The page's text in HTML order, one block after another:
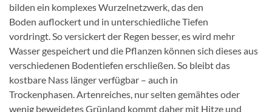
bilden ein komplexes Wurzelnetzwerk, das den
Boden auflockert und in unterschiedliche Tiefen
vordringt. So versickert der Regen besser, es wird mehr
Wasser gespeichert und die Pflanzen können sich dieses aus
verschiedenen Bodentiefen erschließen. So bleibt das
kostbare Nass länger verfügbar – auch in
Trockenphasen. Artenreiches, nur selten gemähtes oder
wenig beweidetes Grünland kommt daher mit Hitze und